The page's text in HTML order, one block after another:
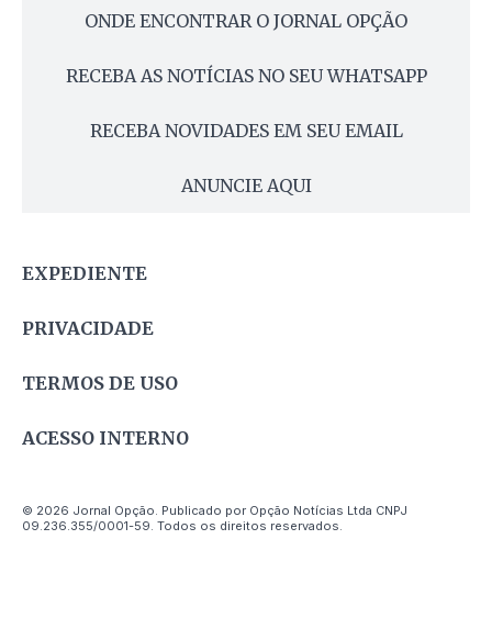
ONDE ENCONTRAR O JORNAL OPÇÃO
RECEBA AS NOTÍCIAS NO SEU WHATSAPP
RECEBA NOVIDADES EM SEU EMAIL
ANUNCIE AQUI
EXPEDIENTE
PRIVACIDADE
TERMOS DE USO
ACESSO INTERNO
© 2026 Jornal Opção. Publicado por Opção Notícias Ltda CNPJ
09.236.355/0001-59. Todos os direitos reservados.